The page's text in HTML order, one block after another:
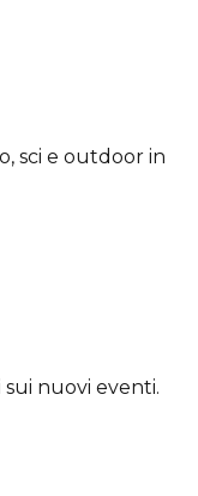
sci e outdoor in
nuovi eventi.